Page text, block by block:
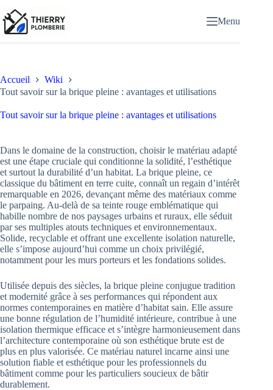
au
contenu
Menu
Accueil
Wiki
Tout savoir sur la brique pleine : avantages et utilisations
Tout savoir sur la brique pleine : avantages et utilisations
Dans le domaine de la construction, choisir le matériau adapté
est une étape cruciale qui conditionne la solidité, l’esthétique
et surtout la durabilité d’un habitat. La brique pleine, ce
classique du bâtiment en terre cuite, connaît un regain d’intérêt
remarquable en 2026, devançant même des matériaux comme
le parpaing. Au-delà de sa teinte rouge emblématique qui
habille nombre de nos paysages urbains et ruraux, elle séduit
par ses multiples atouts techniques et environnementaux.
Solide, recyclable et offrant une excellente isolation naturelle,
elle s’impose aujourd’hui comme un choix privilégié,
notamment pour les murs porteurs et les fondations solides.
Utilisée depuis des siècles, la brique pleine conjugue tradition
et modernité grâce à ses performances qui répondent aux
normes contemporaines en matière d’habitat sain. Elle assure
une bonne régulation de l’humidité intérieure, contribue à une
isolation thermique efficace et s’intègre harmonieusement dans
l’architecture contemporaine où son esthétique brute est de
plus en plus valorisée. Ce matériau naturel incarne ainsi une
solution fiable et esthétique pour les professionnels du
bâtiment comme pour les particuliers soucieux de bâtir
durablement.